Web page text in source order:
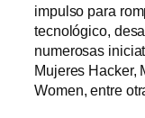
impulso para
tecnológico,
numerosas
Mujeres Hacker,
Women, entre